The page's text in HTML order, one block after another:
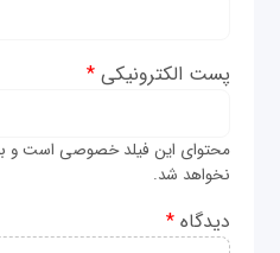
پست الکترونیکی*
محتوای این فیلد خصوصی است و
نخواهد شد.
دیدگاه*